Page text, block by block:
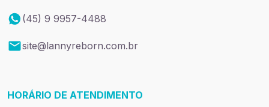
(45) 9 9957-4488
site@lannyreborn.com.br
HORÁRIO DE ATENDIMENTO